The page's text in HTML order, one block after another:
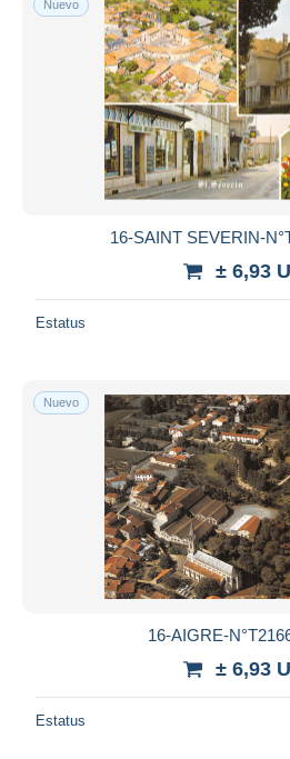
Nuevo
16-SAINT SEVERIN-
± 6,93
Estatus
Nuevo
16-AIGRE-
± 6,93
Estatus